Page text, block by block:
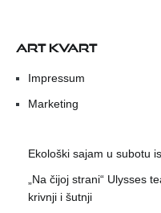
ART KVART
Impressum
Marketing
Ekološki sajam u subotu
„Na čijoj strani“ Ulysses
krivnji i šutnji